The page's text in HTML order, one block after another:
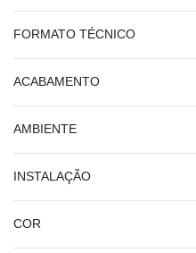
FORMATO TÉCNICO
ACABAMENTO
AMBIENTE
INSTALAÇÃO
COR